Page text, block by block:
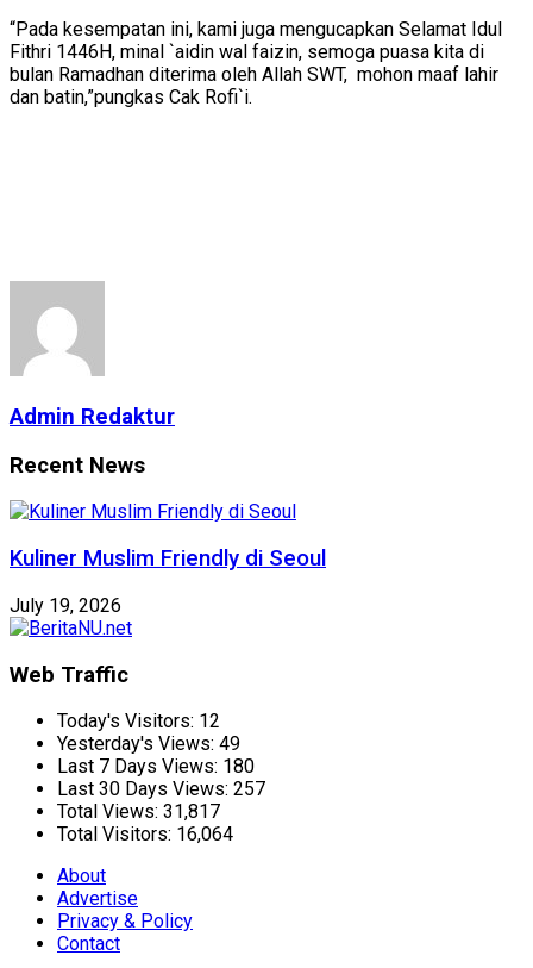
“Pada kesempatan ini, kami juga mengucapkan Selamat Idul
Fithri 1446H, minal `aidin wal faizin, semoga puasa kita di
bulan Ramadhan diterima oleh Allah SWT, mohon maaf lahir
dan batin,”pungkas Cak Rofi`i.
Admin Redaktur
Recent News
Kuliner Muslim Friendly di Seoul
July 19, 2026
Web Traffic
Today's Visitors: 12
Yesterday's Views: 49
Last 7 Days Views: 180
Last 30 Days Views: 257
Total Views: 31,817
Total Visitors: 16,064
About
Advertise
Privacy & Policy
Contact